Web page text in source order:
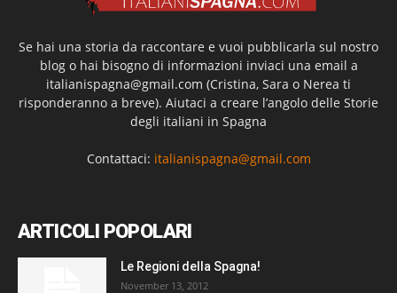
Se hai una storia da raccontare e vuoi pubblicarla sul nostro
blog o hai bisogno di informazioni inviaci una email a
italianispagna@gmail.com (Cristina, Sara o Nerea ti
risponderanno a breve). Aiutaci a creare l’angolo delle Storie
degli italiani in Spagna
Contattaci: italianispagna@gmail.com
ARTICOLI POPOLARI
Le Regioni della Spagna!
November 13, 2012